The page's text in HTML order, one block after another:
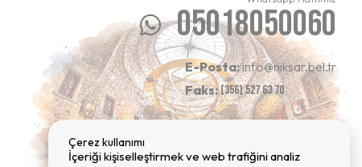
05018050060
E-Posta:info@niksar.bel.tr
Faks:(356) 527 63 70
Çerez kullanımı
İçeriği kişiselleştirmek ve web trafiğini analiz